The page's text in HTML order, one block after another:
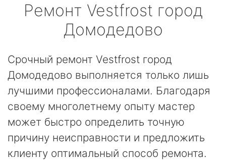
Ремонт Vestfrost город
Домодедово
Срочный ремонт Vestfrost город
Домодедово выполняется только лишь
лучшими профессионалами. Благодаря
своему многолетнему опыту мастер
может быстро определить точную
причину неисправности и предложить
клиенту оптимальный способ ремонта.